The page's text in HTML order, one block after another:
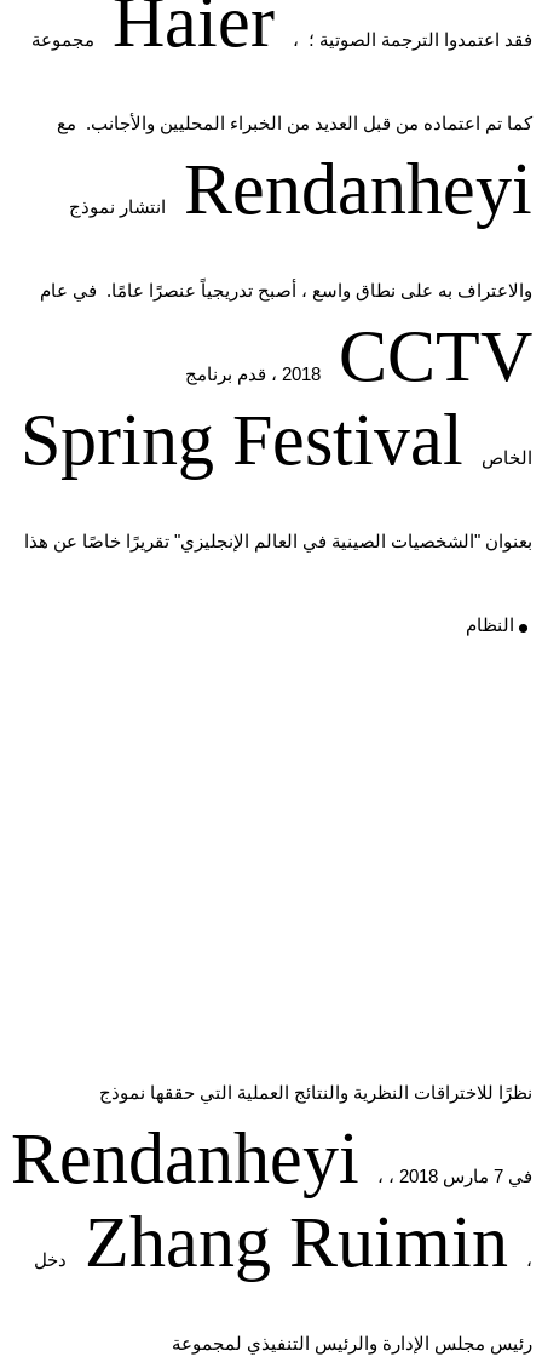
مجموعة Haier ، فقد اعتمدوا الترجمة الصوتية ؛
كما تم اعتماده من قبل العديد من الخبراء المحليين والأجانب. مع
انتشار نموذج Rendanheyi
والاعتراف به على نطاق واسع ، أصبح تدريجياً عنصرًا عامًا. في عام
2018 ، قدم برنامج
CCTV
Spring Festival
الخاص
بعنوان "الشخصيات الصينية في العالم الإنجليزي" تقريرًا خاصًا عن هذا
النظام .
نظرًا للاختراقات النظرية والنتائج العملية التي حققها نموذج
Rendanheyi ، في 7 مارس 2018 ،
دخل Zhang Ruimin ،
رئيس مجلس الإدارة والرئيس التنفيذي لمجموعة